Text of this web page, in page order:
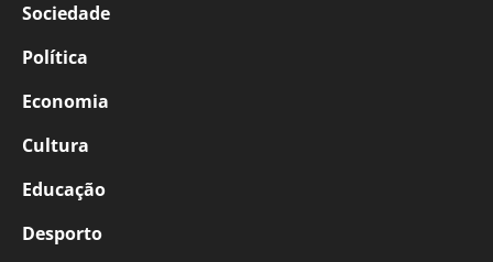
Sociedade
Política
Economia
Cultura
Educação
Desporto